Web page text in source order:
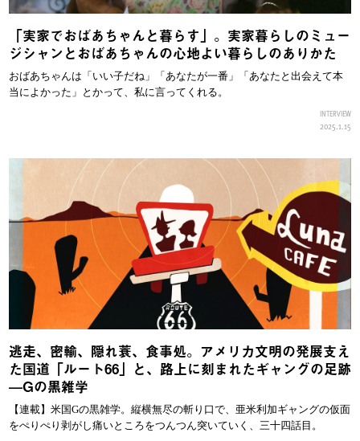
「実家でおばあちゃんと暮らす」。実家暮らしのミュー
ジシャンとおばあちゃんの心地よい暮らしのありかた
おばあちゃんは「いい子だね」「あなたが一番」「あなたと出会えて本
当によかった」とかって、私に言ってくれる。
INTERVIEW
2025.1.15
逃走、密輸、隠れ蓑、食事処。アメリカ文明の発展支え
た国道「ルート66」と、路上に刻まれたギャングの足跡
—Gの黒雑学
【連載】米国Gの黒雑学。縦横無尽の斬り口で、亜米利加ギャングの仮面
をぺりぺり剥がし痛いところをつんつん突いていく、三十四話目。